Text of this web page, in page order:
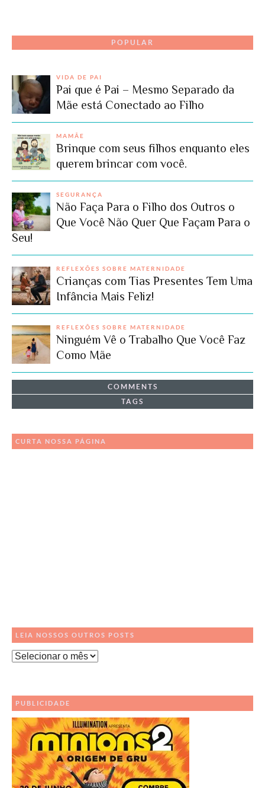
POPULAR
VIDA DE PAI
Pai que é Pai – Mesmo Separado da
Mãe está Conectado ao Filho
MAMÃE
Brinque com seus filhos enquanto eles
querem brincar com você.
SEGURANÇA
Não Faça Para o Filho dos Outros o
Que Você Não Quer Que Façam Para o
Seu!
REFLEXÕES SOBRE MATERNIDADE
Crianças com Tias Presentes Tem Uma
Infância Mais Feliz!
REFLEXÕES SOBRE MATERNIDADE
Ninguém Vê o Trabalho Que Você Faz
Como Mãe
COMMENTS
TAGS
CURTA NOSSA PÁGINA
LEIA NOSSOS OUTROS POSTS
Leia
Posts
PUBLICIDADE